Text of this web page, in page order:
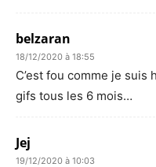
belzaran
18/12/2020 à 18:55
C’est fou comme je suis
gifs tous les 6 mois…
Jej
19/12/2020 à 10:03